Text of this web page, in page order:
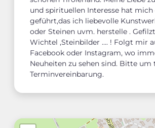
und spirituellen Interesse hat mich
geführt,das ich liebevolle
oder Steinen uvm. herstelle .
Wichtel ,Steinbilder …. ! Folgt mir
Facebook oder Instagram, wo
Neuheiten zu sehen sind. Bitte um
Terminvereinbarung.